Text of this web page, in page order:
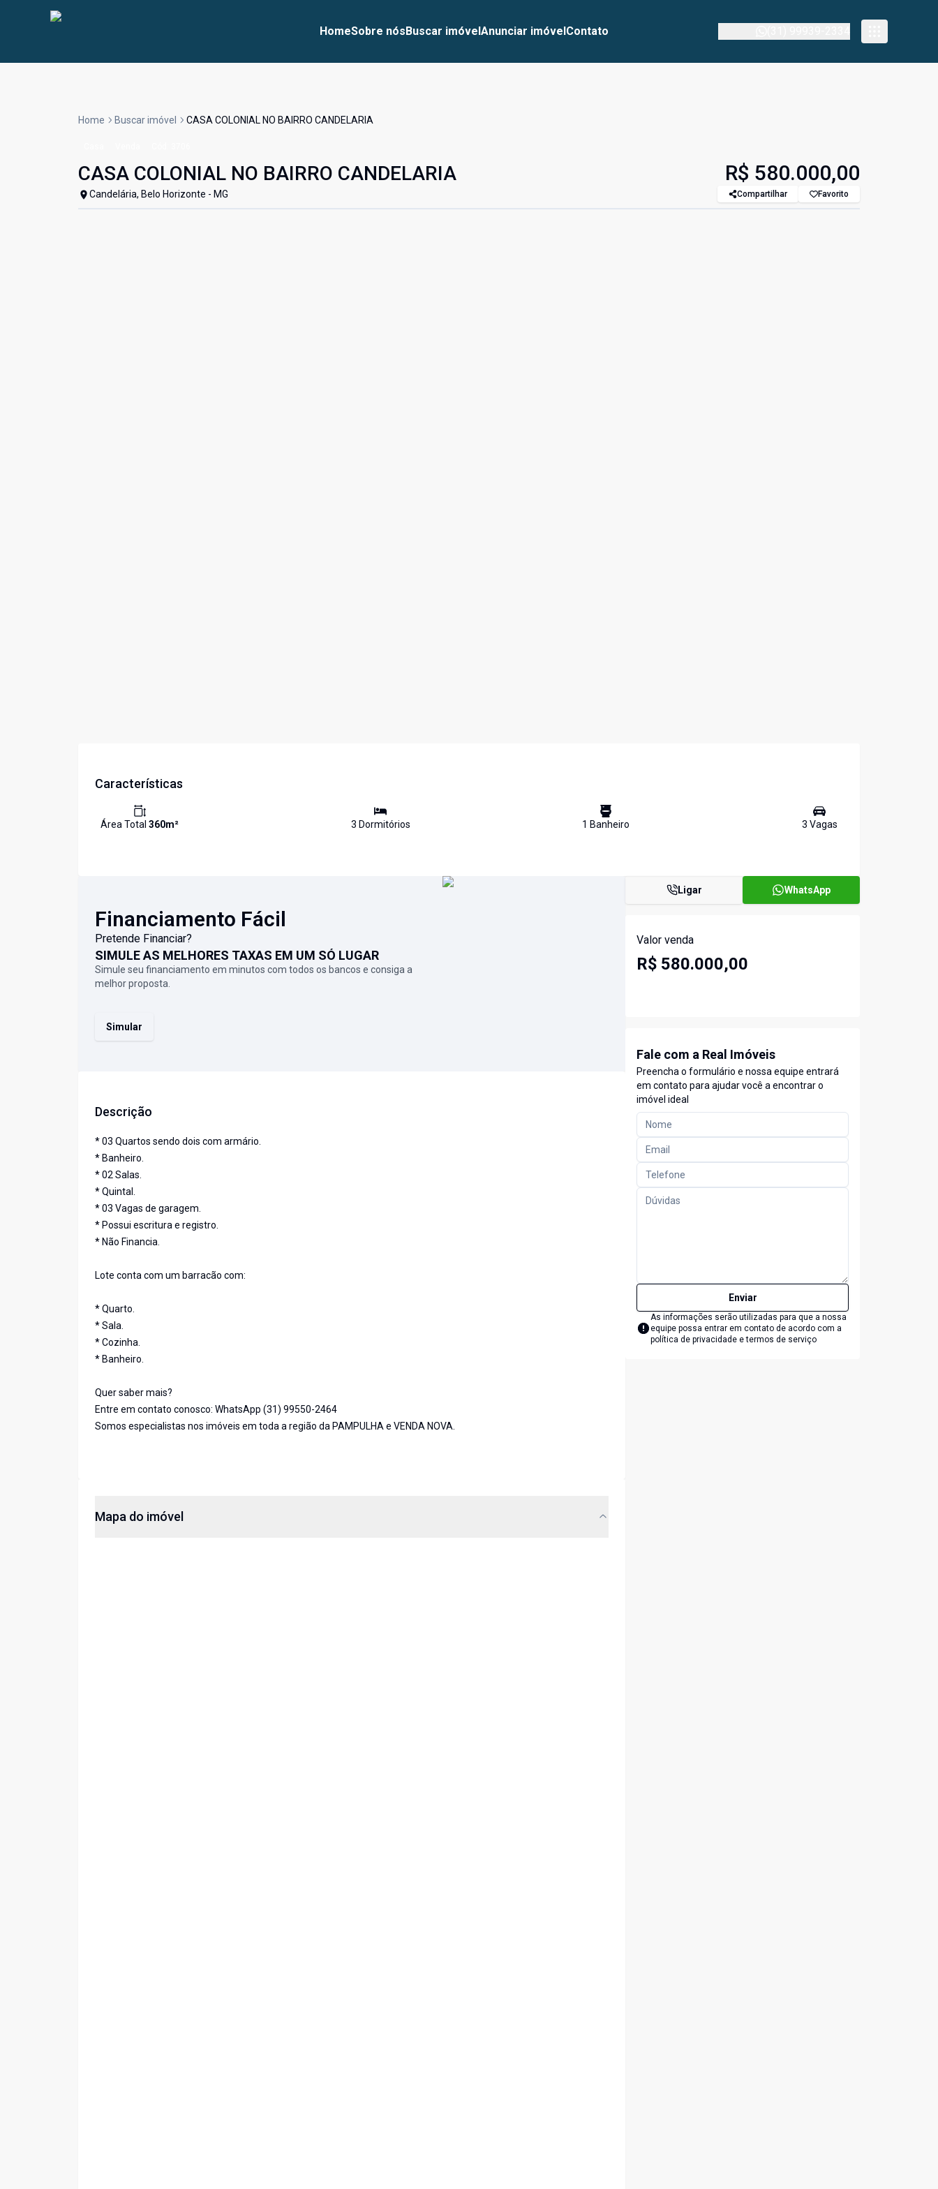
HomeSobre nósBuscar imóvelAnunciar imóvelContato
Home Buscar imóvel CASA COLONIAL NO BAIRRO CANDELARIA
CASA COLONIAL NO BAIRRO CANDELARIA
Candelária, Belo Horizonte - MG
R$ 580.000,00
Compartilhar Favorito
Características
Área Total 360m² 3 Dormitórios 1 Banheiro 3 Vagas
Financiamento Fácil
Pretende Financiar?
SIMULE AS MELHORES TAXAS EM UM SÓ LUGAR
Simule seu financiamento em minutos com todos os bancos e consiga a
melhor proposta.
Simular
Descrição
* 03 Quartos sendo dois com armário.
* Banheiro.
* 02 Salas.
* Quintal.
* 03 Vagas de garagem.
* Possui escritura e registro.
* Não Financia.
Lote conta com um barracão com:
* Quarto.
* Sala.
* Cozinha.
* Banheiro.
Quer saber mais?
Entre em contato conosco: WhatsApp (31) 99550-2464
Somos especialistas nos imóveis em toda a região da PAMPULHA e VENDA NOVA.
Mapa do imóvel
Ligar WhatsApp
Valor venda
R$ 580.000,00
Fale com a Real Imóveis
Preencha o formulário e nossa equipe entrará
em contato para ajudar você a encontrar o
imóvel ideal
Enviar
As informações serão utilizadas para que a nossa
equipe possa entrar em contato de acordo com a
política de privacidade e termos de serviço